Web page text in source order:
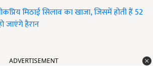
मिठाई सिलाव का खाजा, जिसमें होती हैं 52
जाएंगे हैरान
ADVERTISEMENT